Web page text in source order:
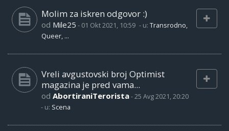
Molim za iskren odgovor :)
od Mile25 - 01 Okt 2021, 10:59 - u: Transrodno,
Queer, ...
Vreli avgustovski broj Optimist
magazina je pred vama...
od AbortiraniTerorista-25 Avg 2021, 20:20
- u: Scena